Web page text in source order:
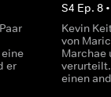
er
S4 Ep. 8•
Kevin
von
Marchae
einen